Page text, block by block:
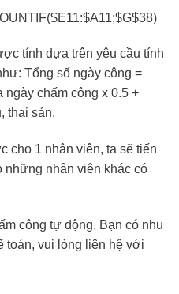
tính dựa trên yêu cầu tính
Tổng số ngày công =
ngày chấm công x 0.5 +
thai sản.
cho 1 nhân viên, ta sẽ tiến
những nhân viên khác có
công tự động. Bạn có nhu
toán, vui lòng liên hệ với